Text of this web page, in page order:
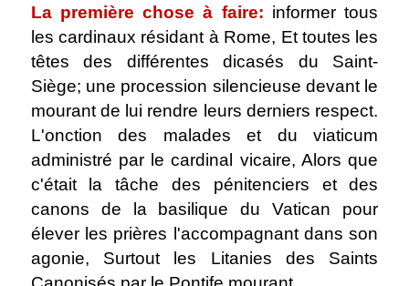
La première chose à faire: informer tous
les cardinaux résidant à Rome, Et toutes les
têtes des différentes dicasés du Saint-
Siège; une procession silencieuse devant le
mourant de lui rendre leurs derniers respect.
L'onction des malades et du viaticum
administré par le cardinal vicaire, Alors que
c'était la tâche des pénitenciers et des
canons de la basilique du Vatican pour
élever les prières l'accompagnant dans son
agonie, Surtout les Litanies des Saints